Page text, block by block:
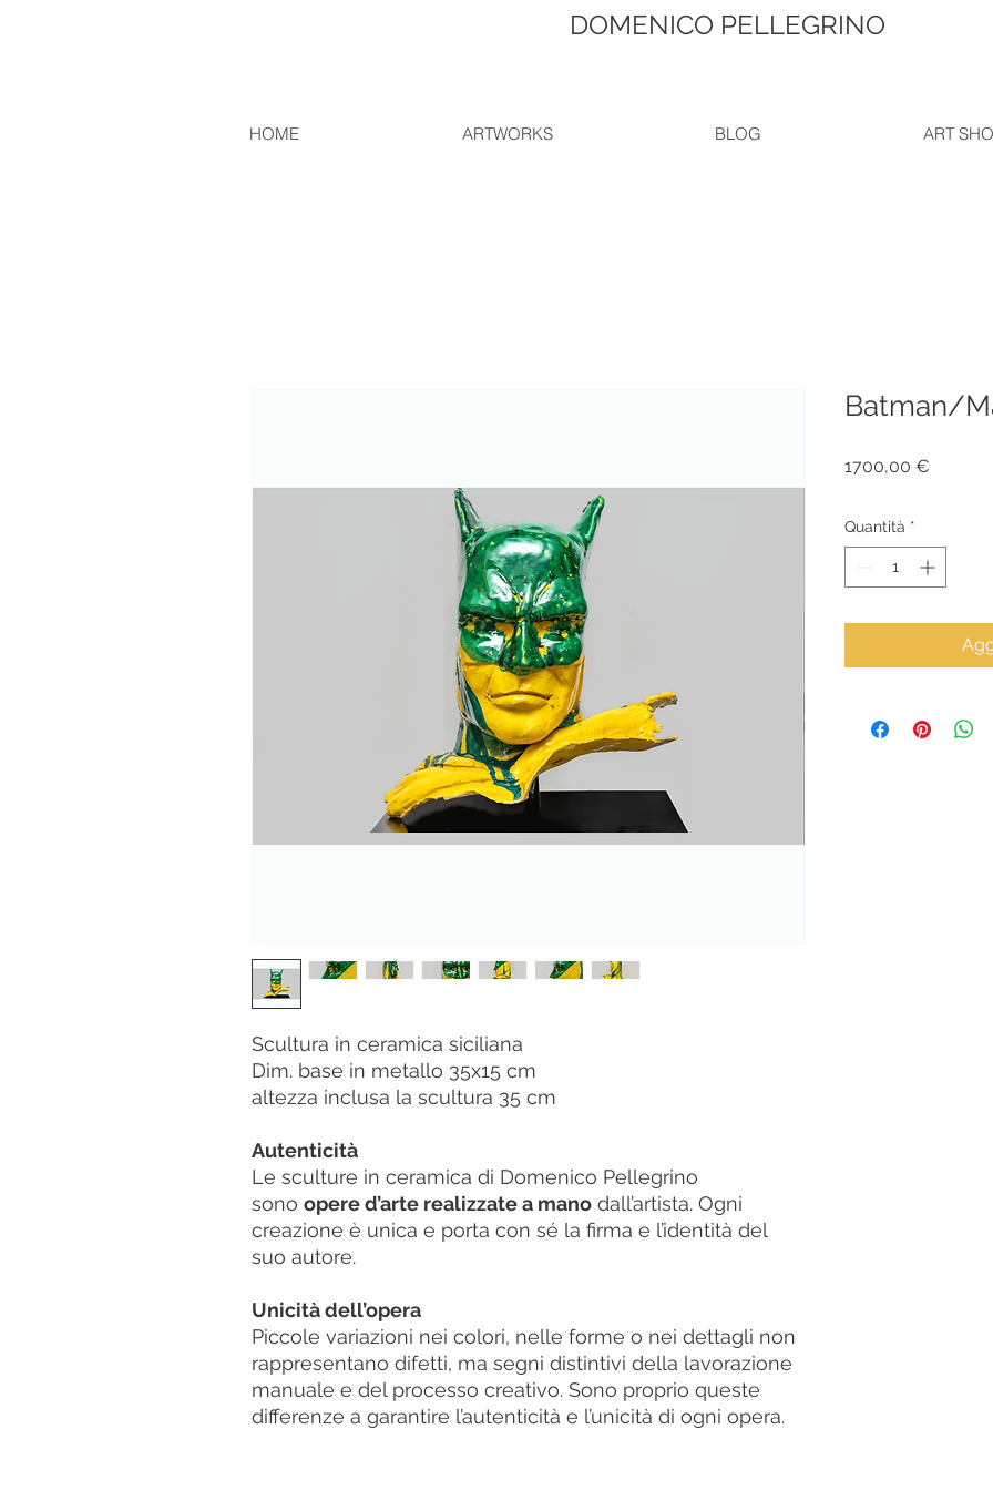
DOMENICO PELLEGRINO
HOME ARTWORKS BLOG ART
Scultura in ceramica siciliana
Dim. base in metallo 35x15 cm
altezza inclusa la scultura 35 cm
Autenticità
Le sculture in ceramica di Domenico Pellegrino
sono opere d’arte realizzate a mano dall’artista. Ogni
creazione è unica e porta con sé la firma e l’identità del
suo autore.
Unicità dell’opera
Piccole variazioni nei colori, nelle forme o nei dettagli non
rappresentano difetti, ma segni distintivi della lavorazione
manuale e del processo creativo. Sono proprio queste
differenze a garantire l’autenticità e l’unicità di ogni opera.
Batman/
1700,00 €
Quantità *